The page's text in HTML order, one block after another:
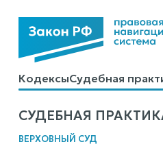
КодексыСудебная
Калькуляторы
СУДЕБНАЯ
ВЕРХОВНЫЙ СУД